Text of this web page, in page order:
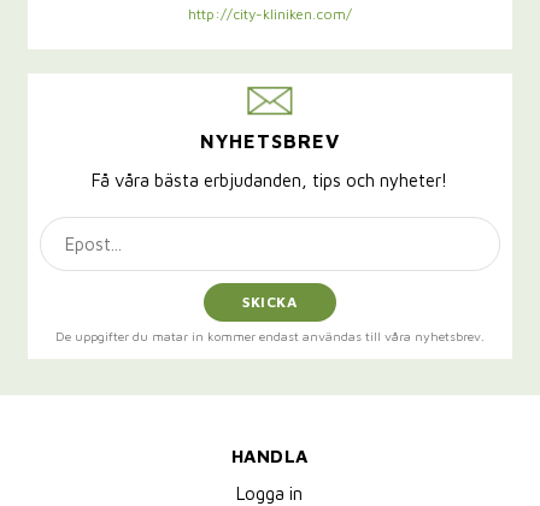
http://city-kliniken.com/
NYHETSBREV
Få våra bästa erbjudanden, tips och nyheter!
SKICKA
De uppgifter du matar in kommer endast användas till våra nyhetsbrev.
HANDLA
Logga in